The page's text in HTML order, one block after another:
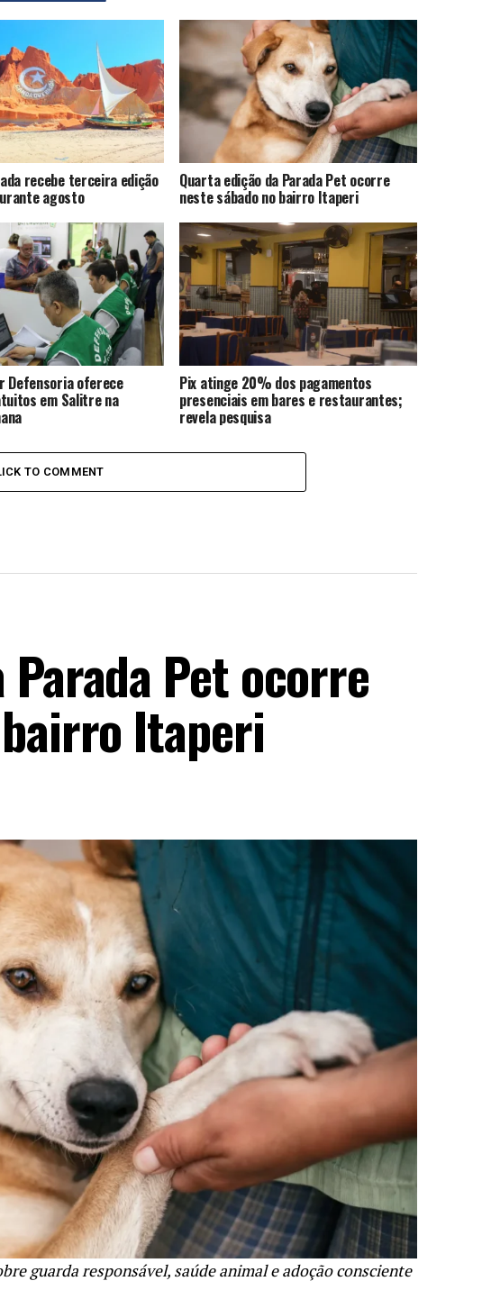
recebe terceira edição
agosto
Quarta edição da Parada Pet ocorre
neste sábado no bairro Itaperi
Defensoria oferece
em Salitre na
Pix atinge 20% dos pagamentos
presenciais em bares e restaurantes;
revela pesquisa
TO COMMENT
Pet ocorre
Itaperi
guarda responsável, saúde animal e adoção consciente